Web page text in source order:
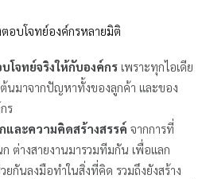
อบโจทย์องค์กรหลายมิติ
โจทย์จริงให้กับองค์กร เพราะทุกไอเดีย
นมาจากปัญหาทั้งของลูกค้า และของ
ร
และความคิดสร้างสรรค์ จากการที่
ต่างสายงานมารวมทีมกัน เพื่อแลก
ยกันลงมือทำในสิ่งที่คิด รวมถึงยังสร้าง